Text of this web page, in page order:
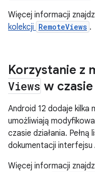
Więcej informacji
kolekcji RemoteViews .
Korzystanie z
Views w czasie
Android 12 dodaje kilka
umożliwiają
czasie działania.
dokumentacji interfejsu
Więcej informacji